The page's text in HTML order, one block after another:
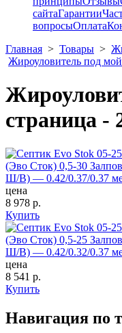
сайтаГарантии
вопросыОплата
Главная > Товары >
Жироуловитель под
страница -
(Эво Сток) 0,5-30
Ш/В) — 0.42/0.37/0.37
цена
8 978 р.
Купить
(Эво Сток) 0,5-25
Ш/В) — 0.42/0.32/0.37
цена
8 541 р.
Купить
Навигация по